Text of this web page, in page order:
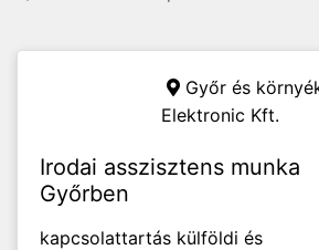
Győr és
Elektronic Kft.
Irodai asszisztens munka
Győrben
kapcsolattartás külföldi és